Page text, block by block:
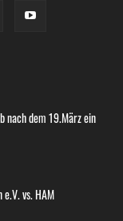
nach dem 19.März ein
vs. HAM